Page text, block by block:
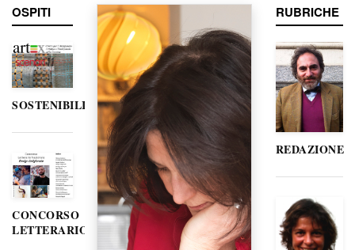
OSPITI
SOSTENIBILITÀ
CONCORSO
LETTERARIO
RUBRICHE
REDAZIONE